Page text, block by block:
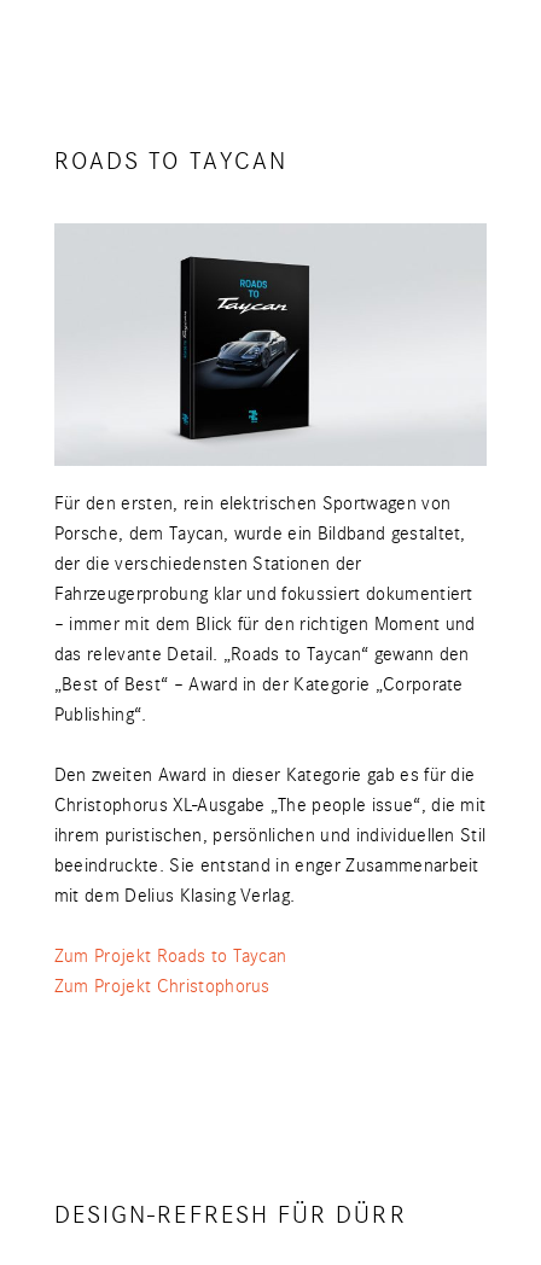
ROADS TO TAYCAN
Für den ersten, rein elektrischen Sportwagen von
Porsche, dem Taycan, wurde ein Bildband gestaltet,
der die verschiedensten Stationen der
Fahrzeugerprobung klar und fokussiert dokumentiert
– immer mit dem Blick für den richtigen Moment und
das relevante Detail. „Roads to Taycan“ gewann den
„Best of Best“ – Award in der Kategorie „Corporate
Publishing“.
Den zweiten Award in dieser Kategorie gab es für die
Christophorus XL-Ausgabe „The people issue“, die mit
ihrem puristischen, persönlichen und individuellen Stil
beeindruckte. Sie entstand in enger Zusammenarbeit
mit dem Delius Klasing Verlag.
Zum Projekt Roads to Taycan
Zum Projekt Christophorus
DESIGN-REFRESH FÜR DÜRR